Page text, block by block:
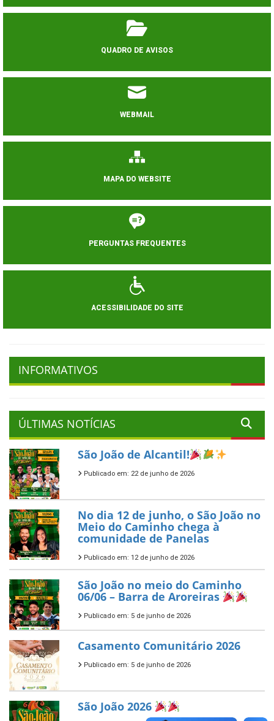
QUADRO DE AVISOS
WEBMAIL
MAPA DO WEBSITE
PERGUNTAS FREQUENTES
ACESSIBILIDADE DO SITE
INFORMATIVOS
ÚLTIMAS NOTÍCIAS
São João de Alcantil!
Publicado em: 22 de junho de 2026
No dia 12 de junho, o São João no
Meio do Caminho chega à
comunidade de Panelas
Publicado em: 12 de junho de 2026
São João no meio do Caminho
06/06 – Barra de Aroreiras
Publicado em: 5 de junho de 2026
Casamento Comunitário 2026
Publicado em: 5 de junho de 2026
São João 2026